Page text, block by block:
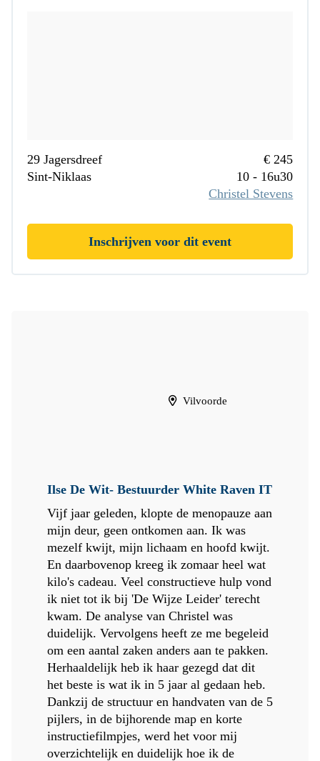
29 Jagersdreef
Sint-Niklaas
€ 245
10 - 16u30
Christel Stevens
Inschrijven voor dit event
Vilvoorde
Ilse De Wit- Bestuurder White Raven IT
Vijf jaar geleden, klopte de menopauze aan
mijn deur, geen ontkomen aan. Ik was
mezelf kwijt, mijn lichaam en hoofd kwijt.
En daarbovenop kreeg ik zomaar heel wat
kilo's cadeau. Veel constructieve hulp vond
ik niet tot ik bij 'De Wijze Leider' terecht
kwam. De analyse van Christel was
duidelijk. Vervolgens heeft ze me begeleid
om een aantal zaken anders aan te pakken.
Herhaaldelijk heb ik haar gezegd dat dit
het beste is wat ik in 5 jaar al gedaan heb.
Dankzij de structuur en handvaten van de 5
pijlers, in de bijhorende map en korte
instructiefilmpjes, werd het voor mij
overzichtelijk en duidelijk hoe ik de